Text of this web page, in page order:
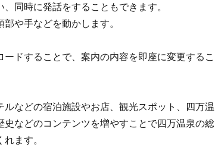
同時に発話をすることもできます。
や手などを動かします。
ドすることで、案内の内容を即座に変更するこ
などの宿泊施設やお店、観光スポット、四万温
史などのコンテンツを増やすことで四万温泉の総
ます。